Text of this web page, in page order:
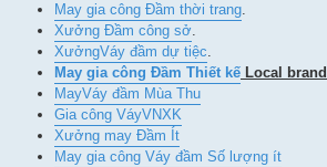
May gia công Đầm thời trang.
Xưởng Đầm công sở.
XưởngVáy đầm dự tiệc.
May gia công Đầm Thiết kế Local brand
MayVáy đầm Mùa Thu
Gia công VáyVNXK
Xưởng may Đầm Ít
May gia công Váy đầm Số lượng ít